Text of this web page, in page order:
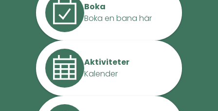
Boka
Boka en bana här
Aktiviteter
Kalender